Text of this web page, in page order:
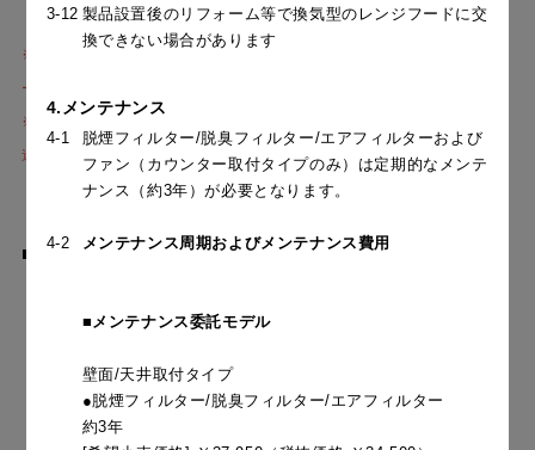
スクロールできます
※グリル（ロースター）に対して脱煙機能を備えたIHクッキングヒータ
ー限定
※本製品をご使用になられる際には、確認書にご署名捺印及び、住所、
連絡先等を記入いただきますのでご了承ください。
■室内循環フードのしくみ
3-12 製品設置後のリフォーム等で換気型のレンジフードに交
換できない場合があります
4.メンテナンス
4-1
脱煙フィルター/脱臭フィルター/エアフィルターおよび
ファン（カウンター取付タイプのみ）は定期的なメンテ
ナンス（約3年）が必要となります。
4-2 メンテナンス周期およびメンテナンス費用
■メンテナンス委託モデル
壁面/天井取付タイプ
●脱煙フィルター/脱臭フィルター/エアフィルター
約3年